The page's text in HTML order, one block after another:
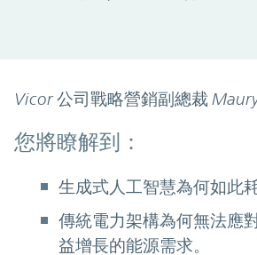
Vicor 公司戰略營銷副總裁
您將瞭解到：
生成式人工智慧為何如此耗
傳統電力架構為何無法應
益增長的能源需求。